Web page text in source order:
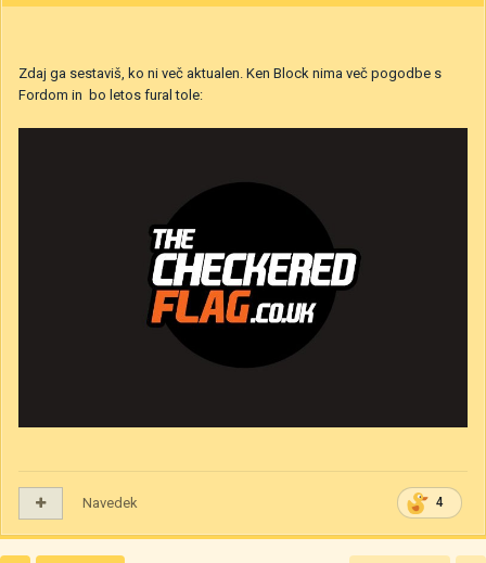
Zdaj ga sestaviš, ko ni več aktualen. Ken Block nima več pogodbe s
Fordom in bo letos fural tole:
4
Navedek